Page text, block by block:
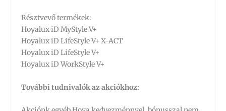
Résztvevő termékek:
Hoyalux iD MyStyle V+
Hoyalux iD LifeStyle V+ X-ACT
Hoyalux iD LifeStyle V+
Hoyalux iD WorkStyle V+
További tudnivalók az akciókhoz: